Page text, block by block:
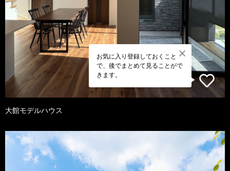
お気に入り登録しておくこと
で、後でまとめて見ることがで
きます。
大館モデルハウス